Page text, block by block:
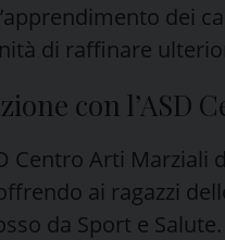
dei
di raffinare
con l’ASD
Centro Arti
ai ragazzi
da Sport e